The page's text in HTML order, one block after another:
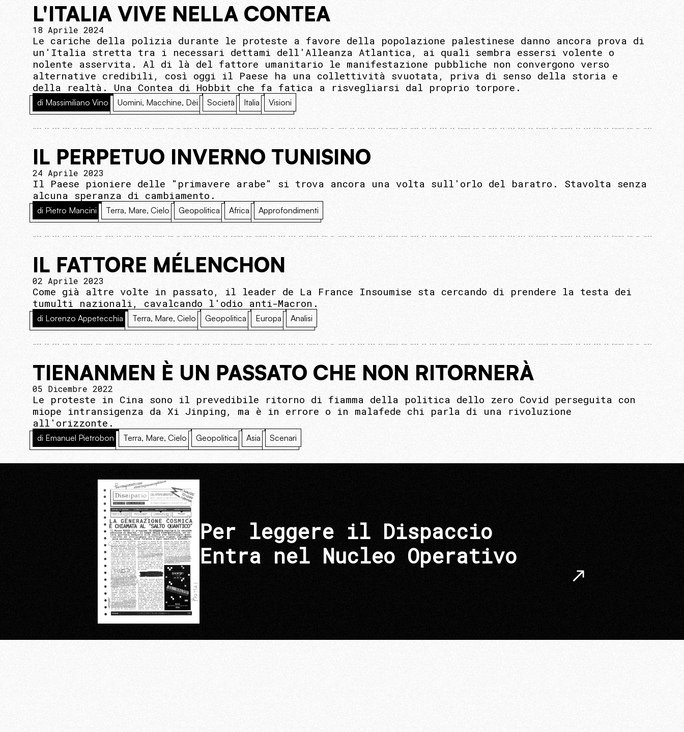
L'ITALIA VIVE NELLA CONTEA
18 Aprile 2024
Le cariche della polizia durante le proteste a favore della popolazione palestinese danno ancora prova di
un'Italia stretta tra i necessari dettami dell'Alleanza Atlantica, ai quali sembra essersi volente o
nolente asservita. Al di là del fattore umanitario le manifestazione pubbliche non convergono verso
alternative credibili, così oggi il Paese ha una collettività svuotata, priva di senso della storia e
della realtà. Una Contea di Hobbit che fa fatica a risvegliarsi dal proprio torpore.
di Massimiliano Vino Uomini, Macchine, Dèi Società Italia Visioni
IL PERPETUO INVERNO TUNISINO
24 Aprile 2023
Il Paese pioniere delle "primavere arabe" si trova ancora una volta sull'orlo del baratro. Stavolta senza
alcuna speranza di cambiamento.
di Pietro Mancini Terra, Mare, Cielo Geopolitica Africa Approfondimenti
IL FATTORE MÉLENCHON
02 Aprile 2023
Come già altre volte in passato, il leader de La France Insoumise sta cercando di prendere la testa dei
tumulti nazionali, cavalcando l'odio anti-Macron.
di Lorenzo Appetecchia Terra, Mare, Cielo Geopolitica Europa Analisi
TIENANMEN È UN PASSATO CHE NON RITORNERÀ
05 Dicembre 2022
Le proteste in Cina sono il prevedibile ritorno di fiamma della politica dello zero Covid perseguita con
miope intransigenza da Xi Jinping, ma è in errore o in malafede chi parla di una rivoluzione
all'orizzonte.
di Emanuel Pietrobon Terra, Mare, Cielo Geopolitica Asia Scenari
Per leggere il Dispaccio
Entra nel Nucleo Operativo